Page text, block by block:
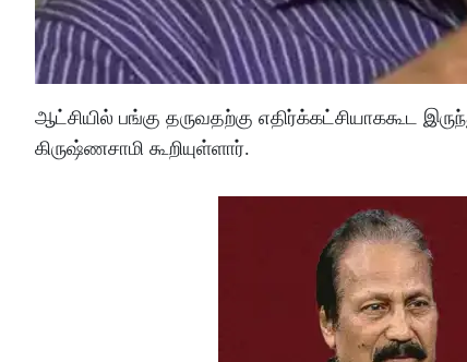
ஆட்சியில் பங்கு தருவதற்கு எதிர்க்கட்சியாககூட
கிருஷ்ணசாமி கூறியுள்ளார்.